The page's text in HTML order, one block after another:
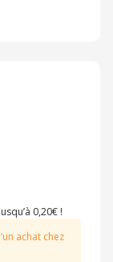
0,20€ !
achat chez